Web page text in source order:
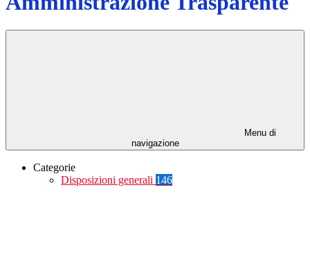
Menu di
navigazione
Categorie
Disposizioni generali 146